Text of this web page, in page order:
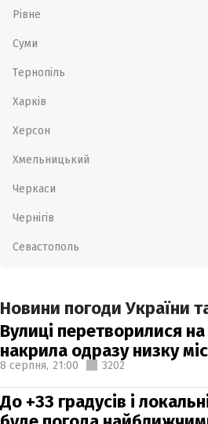
Рівне
Суми
Тернопіль
Харків
Херсон
Хмельницький
Черкаси
Чернігів
Севастополь
Новини погоди України
Вулиці перетворилися
накрила одразу низку
8 серпня, 21:00 3202
До +33 градусів і